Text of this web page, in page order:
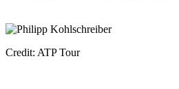
Credit: ATP Tour